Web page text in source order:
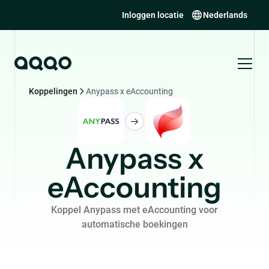
Inloggen locatie Nederlands
Koppelingen Anypass x eAccounting
Anypass x
eAccounting
Koppel Anypass met eAccounting voor
automatische boekingen